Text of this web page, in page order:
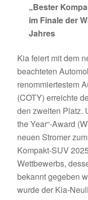
„Bester
im Finale der
Jahres
Kia feiert mit dem
beachteten
renommiertestem
(COTY) erreichte
den zweiten Platz.
the Year“-Award
neuen Stromer
Kompakt-SUV
Wettbewerbs,
bekannt gegeben
wurde der Kia-